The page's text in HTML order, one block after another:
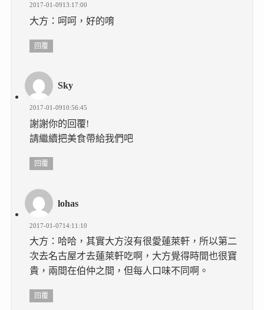
2017-01-0913:17:00
大方：呵呵，好的唷
回覆
Sky
2017-01-0910:56:45
謝謝你的回覆!
請繼續把美食帶給我們吧
回覆
lohas
2017-01-0714:11:10
大方：哈哈，其實大方沒有很愛蓮萊軒，所以第二
次去名古屋才去蓮萊軒吃啊，大方覺得時間也很寶
貴，兩間在伯仲之間，但每人口味不同啊。
回覆